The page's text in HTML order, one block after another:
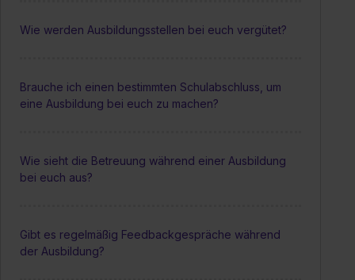
Wie werden Ausbildungsstellen bei euch vergütet?
Brauche ich einen bestimmten Schulabschluss, um
eine Ausbildung bei euch zu machen?
Wie sieht die Betreuung während einer Ausbildung
bei euch aus?
Gibt es regelmäßig Feedbackgespräche während
der Ausbildung?